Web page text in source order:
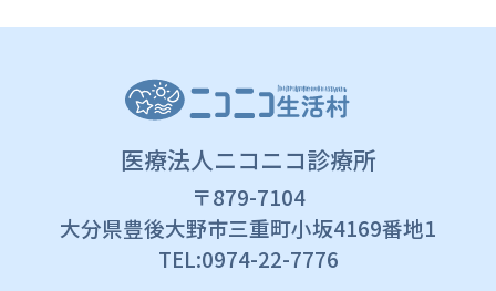
医療法人ニコニコ診療所
〒879-7104
大分県豊後大野市三重町小坂4169番地1
TEL:0974-22-7776